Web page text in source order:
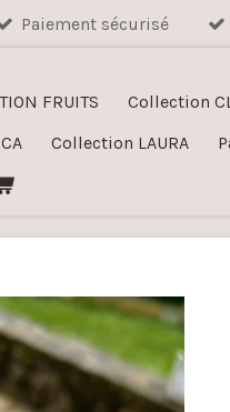
Paiement sécurisé
FRUITS Collection
Collection LAURA